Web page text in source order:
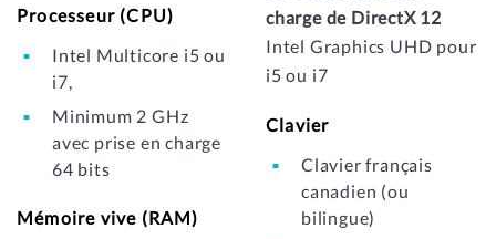
Processeur (CPU)
Intel Multicore i5 ou
i7,
Minimum 2 GHz
avec prise en charge
64 bits
Mémoire vive (RAM)
charge de DirectX 12
Intel Graphics UHD pour
i5 ou i7
Clavier
Clavier français
canadien (ou
bilingue)